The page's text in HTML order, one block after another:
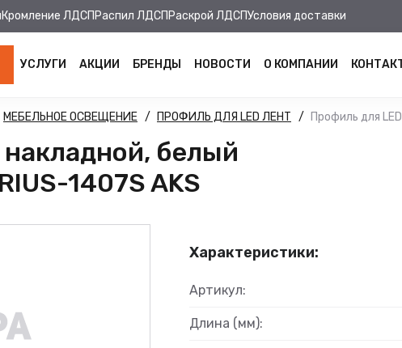
Кромление ЛДСП Распил ЛДСП Раскрой ЛДСПУсловия доставки
УСЛУГИ АКЦИИ БРЕНДЫ НОВОСТИ О КОМПАНИИ
МЕБЕЛЬНОЕ ОСВЕЩЕНИЕ ПРОФИЛЬ ДЛЯ LED ЛЕНТ Профиль для
белый
1407S AKS
Характеристики:
Артикул:
Длина (мм):